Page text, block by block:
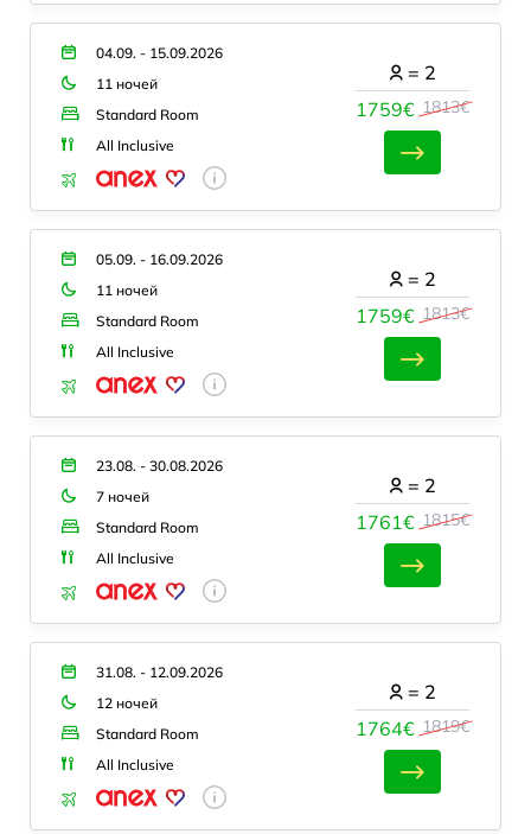
04.09. - 15.09.2026
11 ночей
Standard Room
All Inclusive
1759€ 1813€
= 2
05.09. - 16.09.2026
11 ночей
Standard Room
All Inclusive
1759€ 1813€
= 2
23.08. - 30.08.2026
7 ночей
Standard Room
All Inclusive
1761€ 1815€
= 2
31.08. - 12.09.2026
12 ночей
Standard Room
All Inclusive
1764€ 1819€
= 2